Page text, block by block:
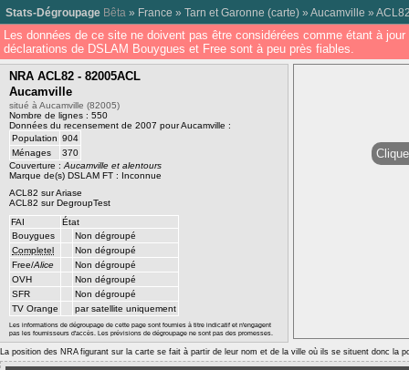
Stats-Dégroupage Bêta » France » Tarn et Garonne (carte) » Aucamville »
Les données de ce site ne doivent pas être considérées comme étant à
déclarations de DSLAM Bouygues et Free sont à peu près fiables.
NRA ACL82 - 82005ACL
Aucamville
situé à Aucamville (82005)
Nombre de lignes : 550
Données du recensement de 2007 pour Aucamville :
Population 904
Ménages
370
Couverture : Aucamville et alentours
Marque de(s) DSLAM FT : Inconnue
ACL82 sur Ariase
ACL82 sur DegroupTest
FAI
État
Bouygues
Non dégroupé
Completel
Non dégroupé
Free/Alice
Non dégroupé
OVH
Non dégroupé
SFR
Non dégroupé
TV Orange
par satellite uniquement
Les informations de dégroupage de cette page sont fournies à titre indicatif et n'engagent
pas les fournisseurs d'accès. Les prévisions de dégroupage ne sont pas des promesses.
La position des NRA figurant sur la carte se fait à partir de leur nom et de la ville où ils se situent donc la